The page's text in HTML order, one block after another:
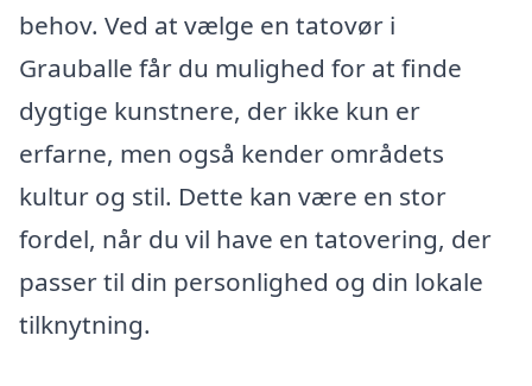
behov. Ved at vælge en tatovør i
Grauballe får du mulighed for at finde
dygtige kunstnere, der ikke kun er
erfarne, men også kender områdets
kultur og stil. Dette kan være en stor
fordel, når du vil have en tatovering, der
passer til din personlighed og din lokale
tilknytning.